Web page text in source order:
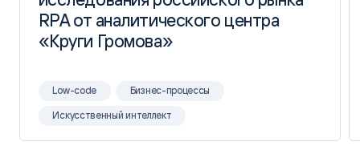
RPA от аналитического центра
«Круги Громова»
RPA от аналитического центра
«Круги Громова»
Low-code Бизнес-процессы
Искусственный интеллект